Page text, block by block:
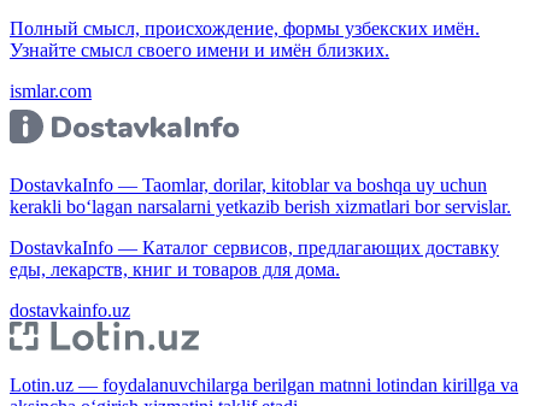
Полный смысл, происхождение, формы узбекских имён.
Узнайте смысл своего имени и имён близких.
ismlar.com
DostavkaInfo — Taomlar, dorilar, kitoblar va boshqa uy uchun
kerakli bo‘lagan narsalarni yetkazib berish xizmatlari bor servislar.
DostavkaInfo — Каталог сервисов, предлагающих доставку
еды, лекарств, книг и товаров для дома.
dostavkainfo.uz
Lotin.uz — foydalanuvchilarga berilgan matnni lotindan kirillga va